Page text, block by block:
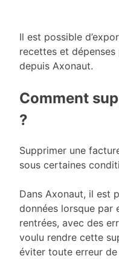
Il est possible
recettes et
depuis Axonaut.
Comment
?
Supprimer une
sous certaines
Dans Axonaut, il est
données lorsque par
rentrées, avec des
voulu rendre cette
éviter toute erreur